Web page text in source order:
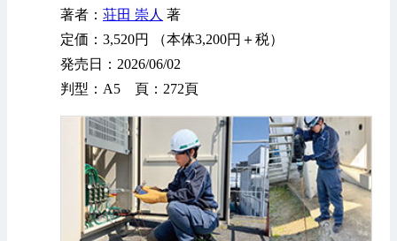
著者： 荘田 崇人 著
定価：3,520円 （本体3,200円＋税）
発売日：2026/06/02
判型：A5 頁：272頁